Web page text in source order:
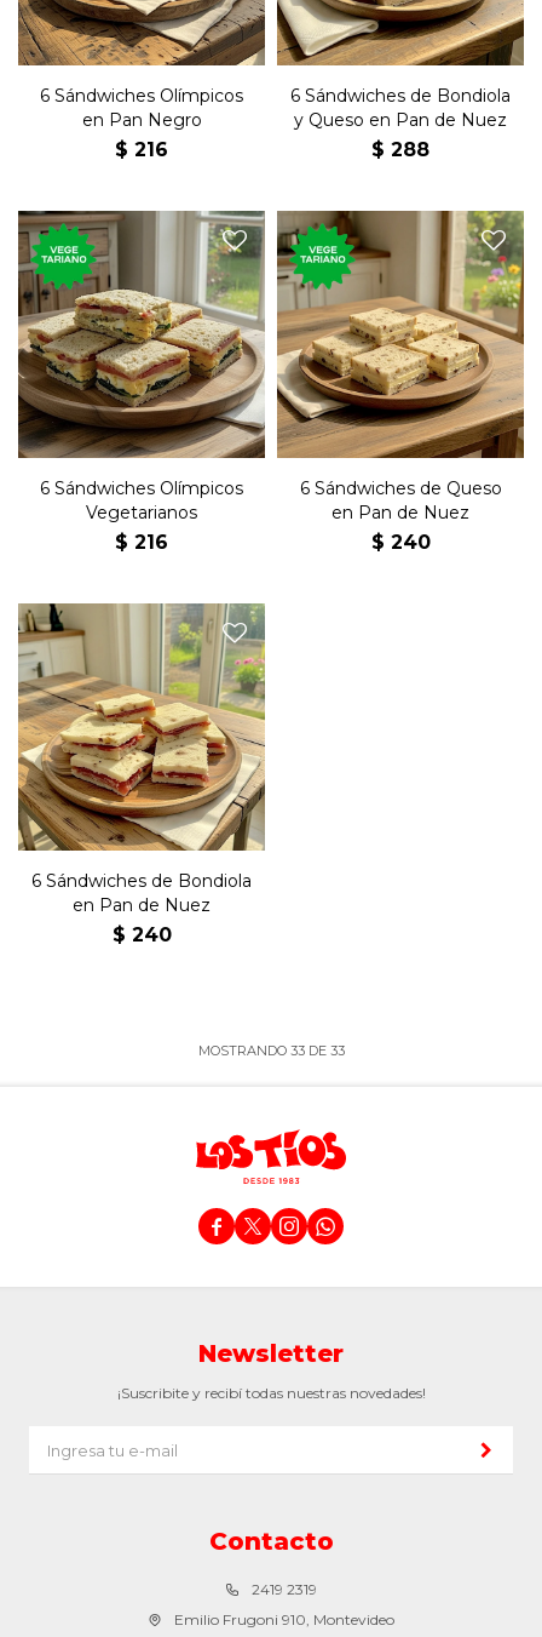
6 Sándwiches Olímpicos
en Pan Negro
$ 216
6 Sándwiches de Bondiola
y Queso en Pan de Nuez
$ 288
Seis sándwiches de copetín
olímpicos vegetarianos con
queso, lechuga, tomate,
huevo duro, manteca y
mayonesa en pan negro.
6 Sándwiches Olímpicos
Vegetarianos
$ 216
Seis sándwiches de copetín
con queso y manteca en
pan de nuez.
6 Sándwiches de Queso
en Pan de Nuez
$ 240
Seis sándwiches de copetín
con bondiola y manteca en
pan de nuez.
6 Sándwiches de Bondiola
en Pan de Nuez
$ 240
MOSTRANDO 33DE 33
   
Contacto
2419 2319
Emilio Frugoni 910, Montevideo
Newsletter
¡Suscribite y recibí todas nuestras novedades!